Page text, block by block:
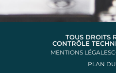
TOUS DROITS
CONTRÔLE
MENTIONS LÉGALES
PLAN DU